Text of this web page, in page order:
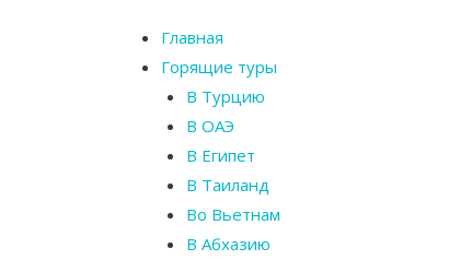
Главная
Горящие туры
В Турцию
В ОАЭ
В Египет
В Таиланд
Во Вьетнам
В Абхазию